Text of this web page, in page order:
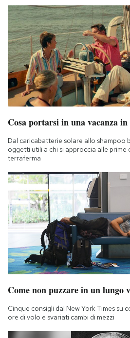
Cosa portarsi in una vacanza
Dal caricabatterie solare allo shampoo
oggetti utili a chi si approccia alle
terraferma
Come non puzzare in un lungo
Cinque consigli dal New York Times su
ore di volo e svariati cambi di mezzi